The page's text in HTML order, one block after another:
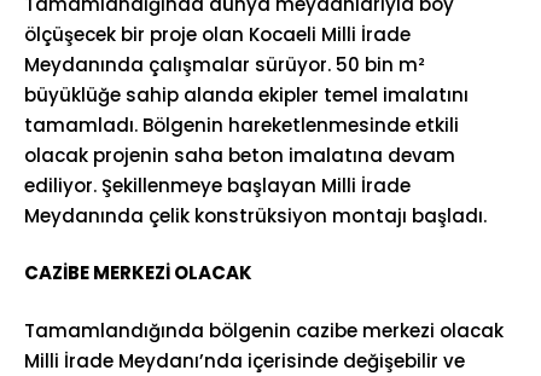
ölçüşecek bir proje olan Kocaeli Milli İrade
Meydanında çalışmalar sürüyor. 50 bin m²
büyüklüğe sahip alanda ekipler temel imalatını
tamamladı. Bölgenin hareketlenmesinde etkili
olacak projenin saha beton imalatına devam
ediliyor. Şekillenmeye başlayan Milli İrade
Meydanında çelik konstrüksiyon montajı başladı.
CAZİBE MERKEZİ OLACAK
Tamamlandığında bölgenin cazibe merkezi olacak
Milli İrade Meydanı’nda içerisinde değişebilir ve